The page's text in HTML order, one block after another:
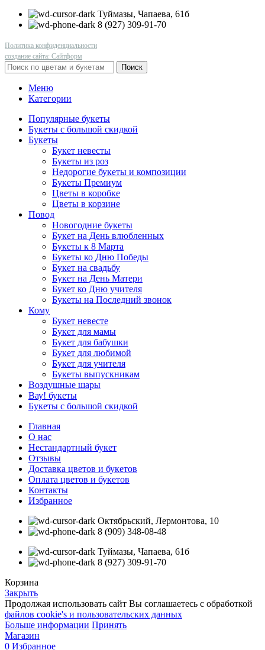
Туймазы, Чапаева, 61б
8 (927) 309-91-70
Политика конфиденциальности
создание сайта: Сайтформ
Поиск
Меню
Категории
Популярные букеты
Букеты с большой скидкой
Букеты
Букет невесты
Букеты из роз
Недорогие букеты и композиции
Букеты Премиум
Цветы в коробке
Цветы в корзине
Повод
Новогодние букеты
Букет на День влюбленных
Букеты к 8 Марта
Букеты ко Дню Победы
Букет на свадьбу
Букет на День Матери
Букет ко Дню учителя
Букеты на Последний звонок
Кому
Букет невесте
Букет для мамы
Букет для бабушки
Букет для любимой
Букет для учителя
Букеты выпускникам
Воздушные шары
Вау! букеты
Букеты с большой скидкой
Главная
О нас
Нестандартный букет
Отзывы
Доставка цветов и букетов
Оплата цветов и букетов
Контакты
Избранное
Октябрьский, Лермонтова, 10
8 (909) 348-08-48
Туймазы, Чапаева, 61б
8 (927) 309-91-70
Корзина
Закрыть
Продолжая использовать сайт Вы соглашаетесь с обработкой
файлов cookie's и пользовательских данных
Больше информации Принять
Магазин
0 Избранное